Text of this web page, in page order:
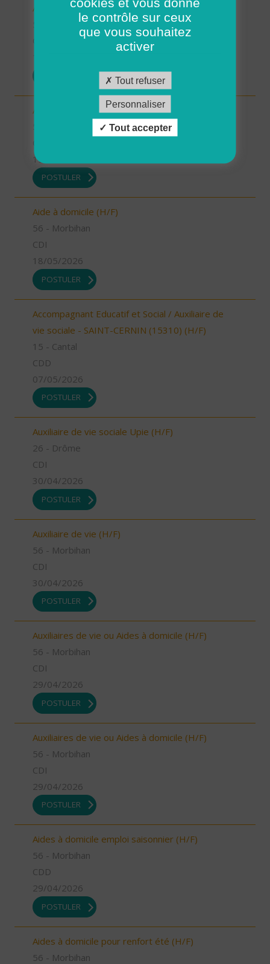
Auxiliaire de vie (H/F)
56 - Morbihan
Auxiliaire de vie (H/F)
19/05/2026
POSTULER
Aide à domicile (H/F)
56 - Morbihan
CDI
18/05/2026
POSTULER
Accompagnant Educatif et Social / Auxiliaire de
vie sociale - SAINT-CERNIN (15310) (H/F)
15 - Cantal
CDD
07/05/2026
POSTULER
Auxiliaire de vie sociale Upie (H/F)
26 - Drôme
CDI
30/04/2026
POSTULER
Auxiliaire de vie (H/F)
56 - Morbihan
CDI
30/04/2026
POSTULER
Auxiliaires de vie ou Aides à domicile (H/F)
56 - Morbihan
CDI
29/04/2026
POSTULER
Auxiliaires de vie ou Aides à domicile (H/F)
56 - Morbihan
CDI
29/04/2026
POSTULER
Aides à domicile emploi saisonnier (H/F)
56 - Morbihan
CDD
29/04/2026
POSTULER
Aides à domicile pour renfort été (H/F)
56 - Morbihan
le contrôle sur ceux
que vous souhaitez
activer
Tout refuser
Personnaliser
Tout accepter